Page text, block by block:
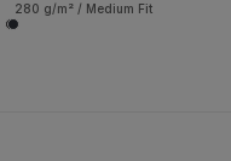
280 g/m² / Medium Fit